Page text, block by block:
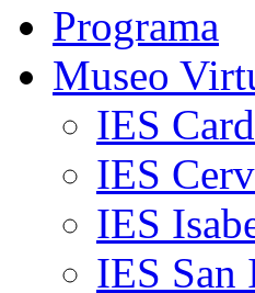
Programa
Museo
IES
IES
IES
IES San